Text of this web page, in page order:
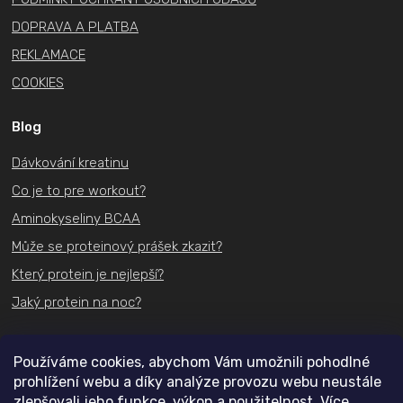
Používáme cookies, abychom Vám umožnili pohodlné
prohlížení webu a díky analýze provozu webu neustále
DOPRAVA A PLATBA
REKLAMACE
COOKIES
Blog
Dávkování kreatinu
Co je to pre workout?
Aminokyseliny BCAA
Může se proteinový prášek zkazit?
Který protein je nejlepší?
Jaký protein na noc?
Kontakt
+420731 489 074